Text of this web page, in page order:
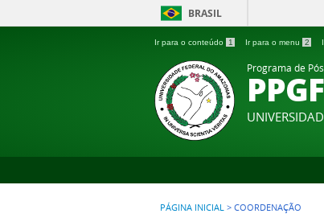
BRASIL
Ir para o conteúdo 1 Ir para o menu 2
Programa de
PÁGINA INICIAL > COORDENAÇÃO